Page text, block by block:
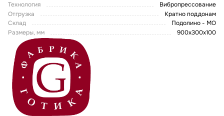
Технология
Вибропрессование
Отгрузка
Кратно поддонам
Склад
Подолино - МО
Размеры, мм
900x300x100